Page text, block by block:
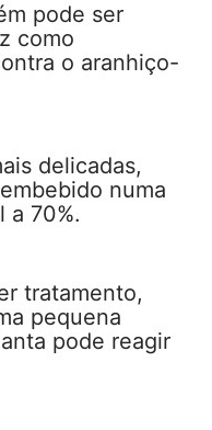
pode ser
como
o aranhiço-
delicadas,
numa
a 70%.
tratamento,
pequena
pode reagir